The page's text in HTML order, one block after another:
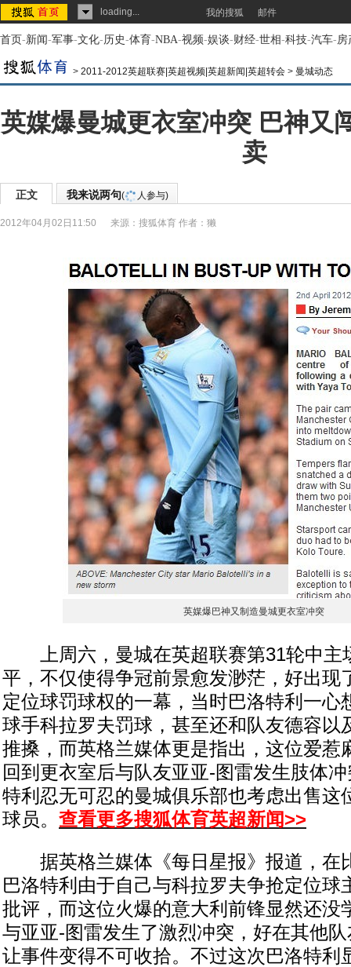
loading... 我的搜狐 邮件
首页-新闻-军事-文化-历史-体育-NBA-视频-娱谈-财经-世相-科技-汽车-房
> 2011-2012英超联赛|英超视频|英超新闻|英超转会 > 曼城动态
英媒爆曼城更衣室冲突 巴神又
卖
正文 我来说两句( 人参与)
2012年04月02日11:50 来源： 搜狐体育 作者：獭
英媒爆巴神又制造曼城更衣室冲突
上周六，曼城在英超联赛第31轮中主
平，不仅使得争冠前景愈发渺茫，好出现
定位球罚球权的一幕，当时巴洛特利一心
球手科拉罗夫罚球，甚至还和队友德容以
推搡，而英格兰媒体更是指出，这位爱惹
回到更衣室后与队友亚亚-图雷发生肢体
特利忍无可忍的曼城俱乐部也考虑出售这
球员。 查看更多搜狐体育英超新闻>>
据英格兰媒体《每日星报》报道，在
巴洛特利由于自己与科拉罗夫争抢定位球
批评，而这位火爆的意大利前锋显然还没
与亚亚-图雷发生了激烈冲突，好在其他
让事件变得不可收拾。不过这次巴洛特利